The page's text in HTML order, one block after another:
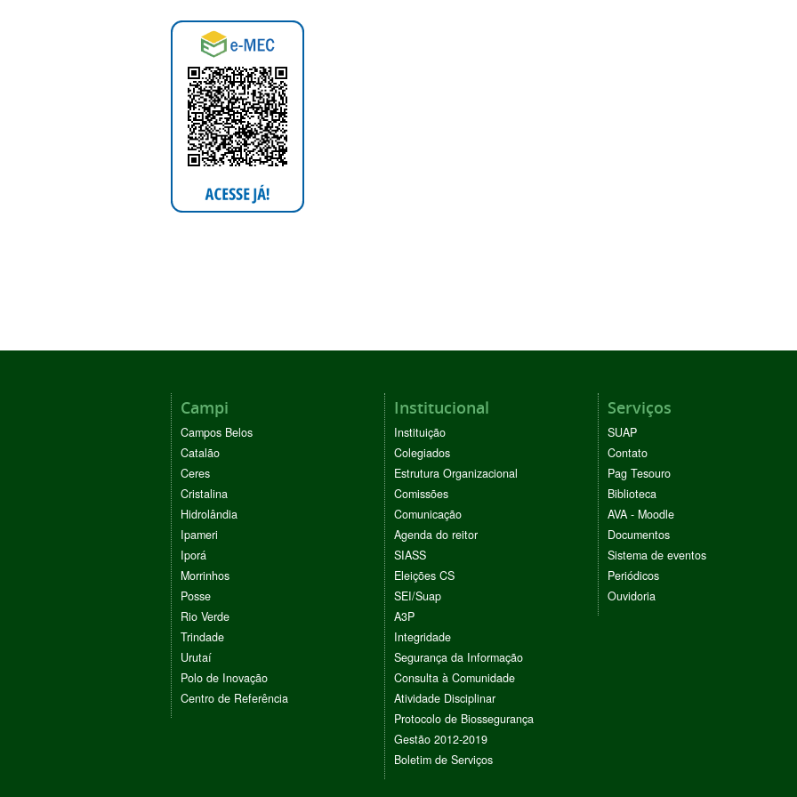
Campi
Campos Belos
Catalão
Ceres
Cristalina
Hidrolândia
Ipameri
Iporá
Morrinhos
Posse
Rio Verde
Trindade
Urutaí
Polo de Inovação
Centro de Referência
Institucional
Instituição
Colegiados
Estrutura Organizacional
Comissões
Comunicação
Agenda do reitor
SIASS
Eleições CS
SEI/Suap
A3P
Integridade
Segurança da Informação
Consulta à Comunidade
Atividade Disciplinar
Protocolo de Biossegurança
Gestão 2012-2019
Boletim de Serviços
Serviços
SUAP
Contato
Pag Tesouro
Biblioteca
AVA - Moodle
Documentos
Sistema de eventos
Periódicos
Ouvidoria